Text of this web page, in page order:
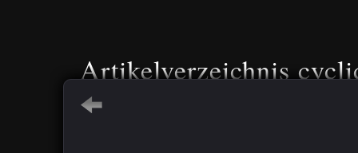
Artikelverzeichnis